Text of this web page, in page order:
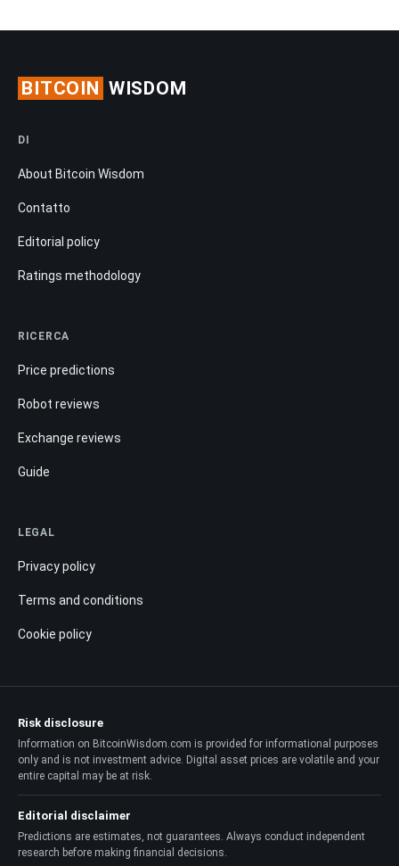
BITCOIN WISDOM
DI
About Bitcoin Wisdom
Contatto
Editorial policy
Ratings methodology
RICERCA
Price predictions
Robot reviews
Exchange reviews
Guide
LEGAL
Privacy policy
Terms and conditions
Cookie policy
Risk disclosure
Information on BitcoinWisdom.com is provided for informational purposes
only and is not investment advice. Digital asset prices are volatile and your
entire capital may be at risk.
Editorial disclaimer
Predictions are estimates, not guarantees. Always conduct independent
research before making financial decisions.